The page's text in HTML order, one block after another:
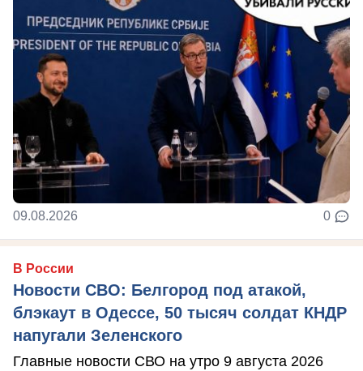
09.08.2026 0
В России
Новости СВО: Белгород под атакой,
блэкаут в Одессе, 50 тысяч солдат КНДР
напугали Зеленского
Главные новости СВО на утро 9 августа 2026